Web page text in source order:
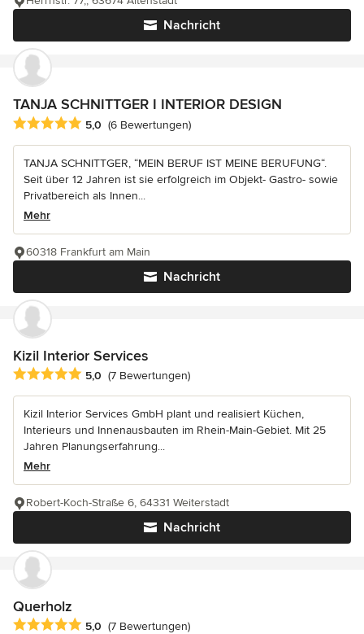
Nachricht
TANJA SCHNITTGER I INTERIOR DESIGN
Durchschnittliche Bewertung: 5 von 5 Sternen
5,0 (6 Bewertungen)
TANJA SCHNITTGER, “MEIN BERUF IST MEINE BERUFUNG“.
Seit über 12 Jahren ist sie erfolgreich im Objekt- Gastro- sowie
Privatbereich als Innen...
Mehr
Nachricht
60318 Frankfurt am Main
Kizil Interior Services
Durchschnittliche Bewertung: 5 von 5 Sternen
5,0 (7 Bewertungen)
Kizil Interior Services GmbH plant und realisiert Küchen,
Interieurs und Innenausbauten im Rhein-Main-Gebiet. Mit 25
Jahren Planungserfahrung...
Mehr
Nachricht
Robert-Koch-Straße 6, 64331 Weiterstadt
Querholz
Durchschnittliche Bewertung: 5 von 5 Sternen
5,0 (7 Bewertungen)